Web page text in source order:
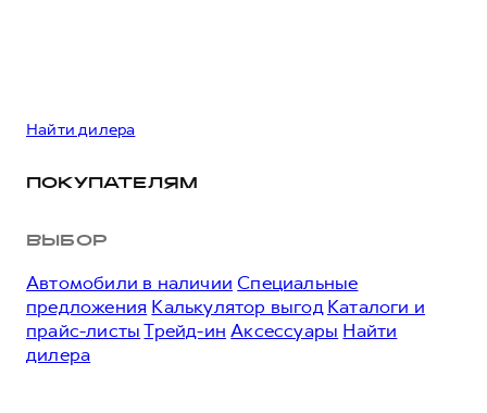
Найти дилера
ПОКУПАТЕЛЯМ
ВЫБОР
Автомобили в наличии Специальные
предложения Калькулятор выгод Каталоги и
прайс-листы Трейд-ин Аксессуары Найти
дилера